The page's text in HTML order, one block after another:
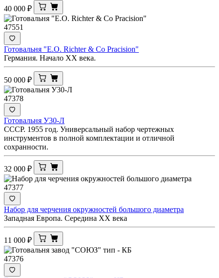
40 000 ₽
47551
Готовальня "E.O. Richter & Co Pracision"
Германия. Начало XX века.
50 000 ₽
47378
Готовальня У30-Л
СССР. 1955 год. Универсальный набор чертежных
инструментов в полной комплектации и отличной
сохранности.
32 000 ₽
47377
Набор для черчения окружностей большого диаметра
Западная Европа. Середина XX века
11 000 ₽
47376